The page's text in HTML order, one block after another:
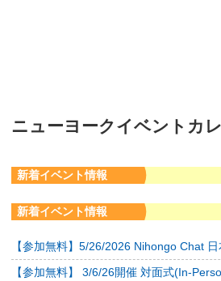
ニューヨークイベントカ
新着イベント情報
新着イベント情報
【参加無料】5/26/2026 Nihongo Chat
【参加無料】 3/6/26開催 対面式(In-